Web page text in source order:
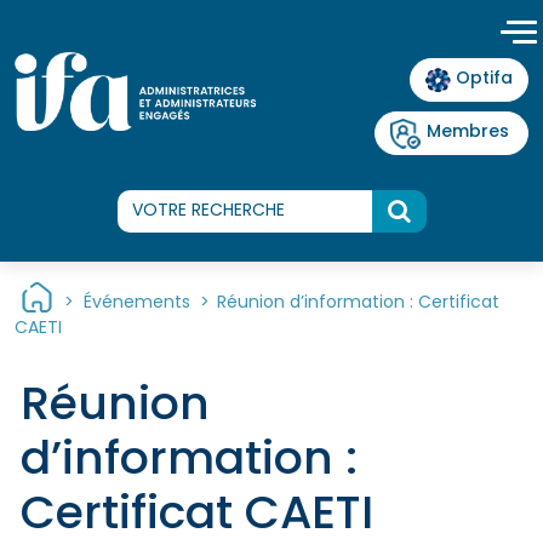
Optifa
Membres
> Événements > Réunion d’information : Certificat
CAETI
Réunion
d’information :
Certificat CAETI